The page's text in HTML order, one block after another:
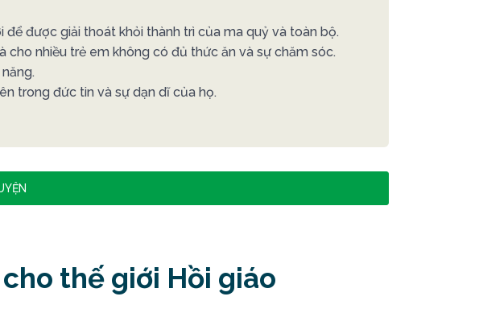
được giải thoát khỏi thành trì của ma quỷ và toàn bộ.
cho nhiều trẻ em không có đủ thức ăn và sự chăm sóc.
trong đức tin và sự dạn dĩ của họ.
thế giới Hồi giáo